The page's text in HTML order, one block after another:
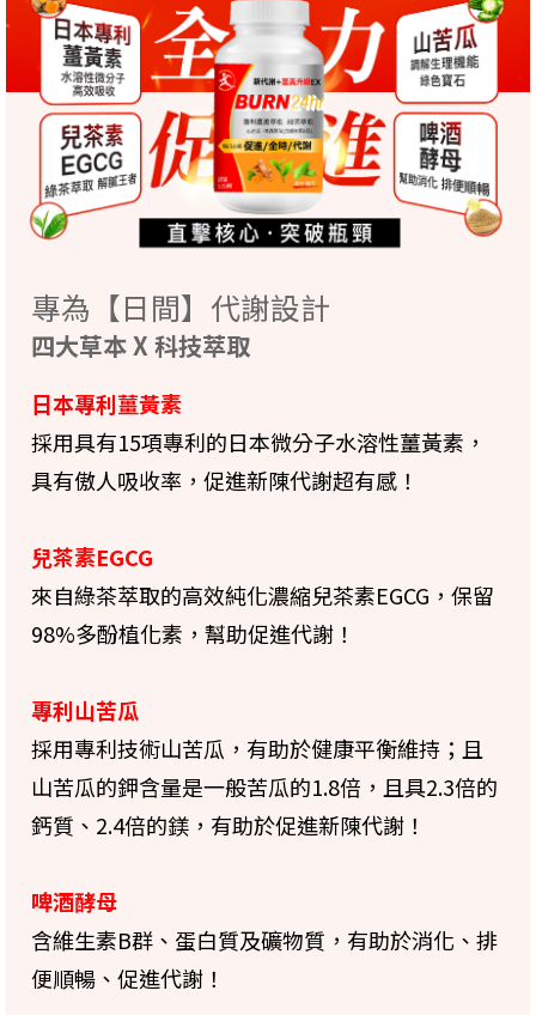
專為【日間】代謝設計
四大草本 X 科技萃取
日本專利薑黃素
採用具有15項專利的日本微分子水溶性薑黃素，
具有傲人吸收率，促進新陳代謝超有感！
兒茶素EGCG
來自綠茶萃取的高效純化濃縮兒茶素EGCG，保留
98%多酚植化素，幫助促進代謝！
專利山苦瓜
採用專利技術山苦瓜，有助於健康平衡維持；且
山苦瓜的鉀含量是一般苦瓜的1.8倍，且具2.3倍的
鈣質、2.4倍的鎂，有助於促進新陳代謝！
啤酒酵母
含維生素B群、蛋白質及礦物質，有助於消化、排
便順暢、促進代謝！